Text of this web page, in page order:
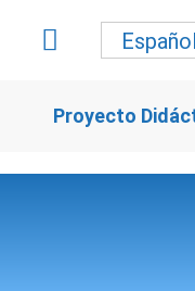
Español
Proyecto